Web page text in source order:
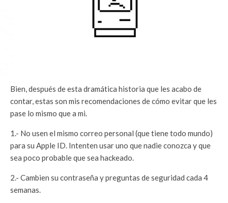
Bien, después de esta dramática historia que les acabo de
contar, estas son mis recomendaciones de cómo evitar que les
pase lo mismo que a mi.
1.- No usen el mismo correo personal (que tiene todo mundo)
para su Apple ID. Intenten usar uno que nadie conozca y que
sea poco probable que sea hackeado.
2.- Cambien su contraseña y preguntas de seguridad cada 4
semanas.